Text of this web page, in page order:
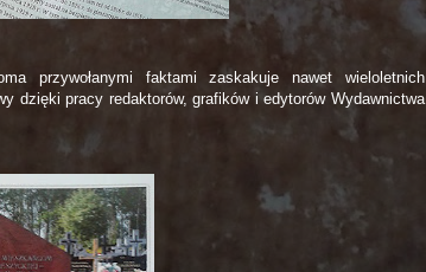
przywołanymi faktami zaskakuje nawet wieloletnich
dzięki pracy redaktorów, grafików i edytorów Wydawnictwa